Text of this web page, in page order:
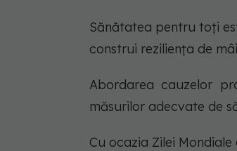
Sănătatea pentru toți
construi reziliența de
Abordarea cauzelor
măsurilor adecvate de
Cu ocazia Zilei